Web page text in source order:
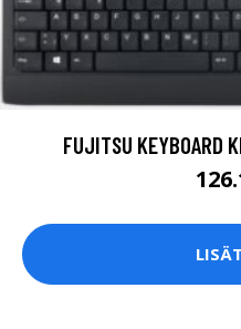
FUJITSU KEYBOARD